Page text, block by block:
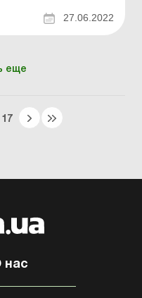
хозяйство
должным
27.06.2022
еще
17
нас